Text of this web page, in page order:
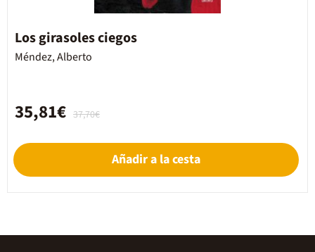
Los girasoles ciegos
Méndez, Alberto
37,70€
35,81€
Añadir a la cesta